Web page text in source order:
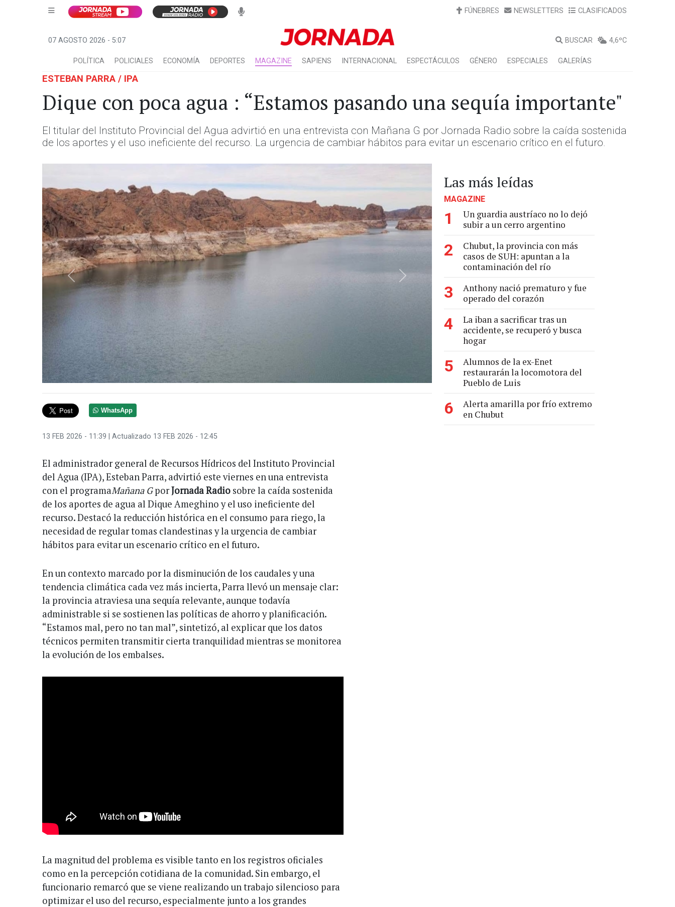
FÚNEBRES NEWSLETTERS CLASIFICADOS
07 AGOSTO 2026 - 5:07 BUSCAR 4,6ºC
POLÍTICA POLICIALES ECONOMÍA DEPORTES MAGAZINE SAPIENS INTERNACIONAL ESPECTÁCULOS GÉNERO ESPECIALES GALERÍAS
ESTEBAN PARRA / IPA
Dique con poca agua : “Estamos pasando una sequía importante"
El titular del Instituto Provincial del Agua advirtió en una entrevista con Mañana G por Jornada Radio sobre la caída sostenida
de los aportes y el uso ineficiente del recurso. La urgencia de cambiar hábitos para evitar un escenario crítico en el futuro.
Anterior Siguiente
WhatsApp
13 FEB 2026 - 11:39 | Actualizado 13 FEB 2026 - 12:45
El administrador general de Recursos Hídricos del Instituto Provincial
del Agua (IPA), Esteban Parra, advirtió este viernes en una entrevista
con el programaMañana GporJornada Radio sobre la caída sostenida
de los aportes de agua al Dique Ameghino y el uso ineficiente del
recurso. Destacó la reducción histórica en el consumo para riego, la
necesidad de regular tomas clandestinas y la urgencia de cambiar
hábitos para evitar un escenario crítico en el futuro.
En un contexto marcado por la disminución de los caudales y una
tendencia climática cada vez más incierta, Parra llevó un mensaje clar:
la provincia atraviesa una sequía relevante, aunque todavía
administrable si se sostienen las políticas de ahorro y planificación.
“Estamos mal, pero no tan mal”, sintetizó, al explicar que los datos
técnicos permiten transmitir cierta tranquilidad mientras se monitorea
la evolución de los embalses.
La magnitud del problema es visible tanto en los registros oficiales
como en la percepción cotidiana de la comunidad. Sin embargo, el
funcionario remarcó que se viene realizando un trabajo silencioso para
optimizar el uso del recurso, especialmente junto a los grandes
Las más leídas
MAGAZINE
1
Un guardia austríaco no lo dejó
subir a un cerro argentino
2
Chubut, la provincia con más
casos de SUH: apuntan a la
contaminación del río
3
Anthony nació prematuro y fue
operado del corazón
4
La iban a sacrificar tras un
accidente, se recuperó y busca
hogar
5
Alumnos de la ex-Enet
restaurarán la locomotora del
Pueblo de Luis
6
Alerta amarilla por frío extremo
en Chubut